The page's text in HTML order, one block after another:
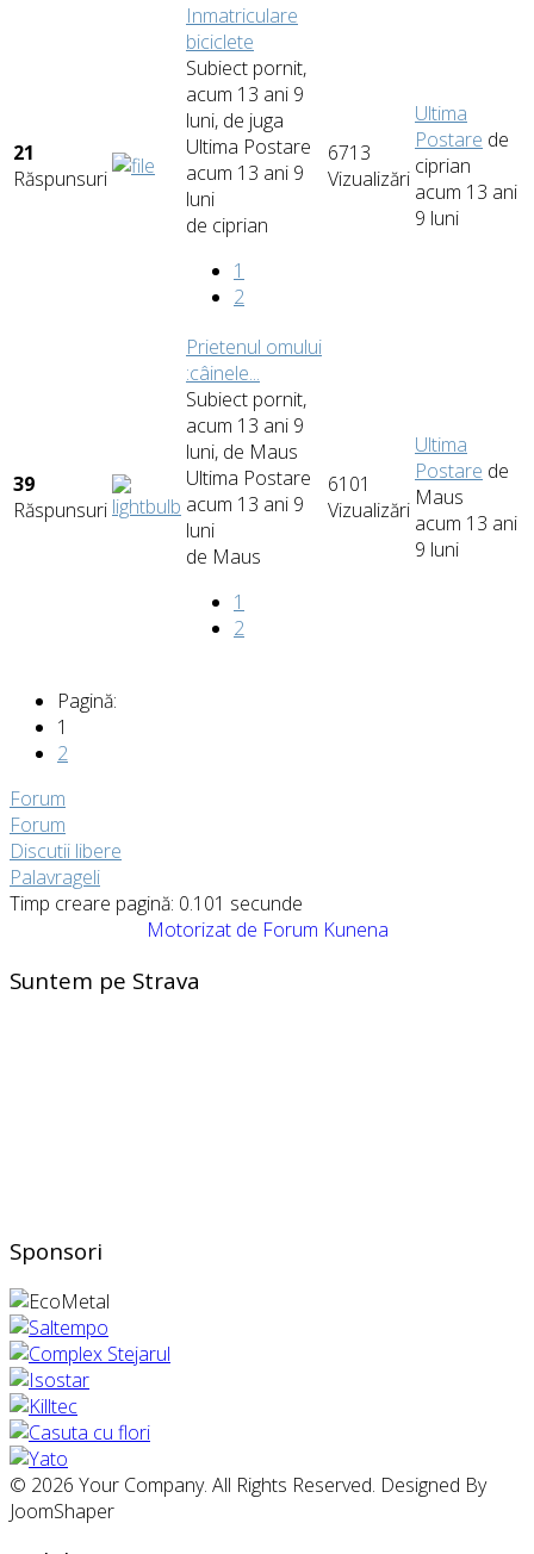
21
Răspunsuri
Inmatriculare
biciclete
Subiect pornit,
acum 13 ani 9
luni, de juga
Ultima Postare
acum 13 ani 9
luni
de ciprian
1
2
6713
Vizualizări
Ultima
Postare de
ciprian
acum 13 ani
9 luni
39
Răspunsuri
Prietenul omului
:câinele...
Subiect pornit,
acum 13 ani 9
luni, de Maus
Ultima Postare
acum 13 ani 9
luni
de Maus
1
2
6101
Vizualizări
Ultima
Postare de
Maus
acum 13 ani
9 luni
Pagină:
1
2
Forum
Forum
Discutii libere
Palavrageli
Timp creare pagină: 0.101 secunde
Motorizat de Forum Kunena
Suntem pe Strava
Sponsori
© 2026 Your Company. All Rights Reserved. Designed By
JoomShaper